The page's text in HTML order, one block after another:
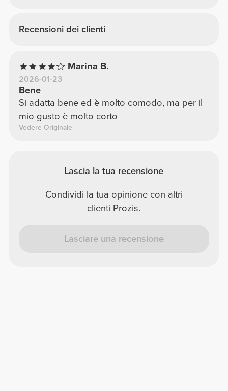
Recensioni dei clienti
Marina B.
2026-01-23
Bene
Si adatta bene ed è molto comodo, ma per il
mio gusto è molto corto
Vedere Originale
Lascia la tua recensione
Condividi la tua opinione con altri
clienti Prozis.
Lasciare una recensione